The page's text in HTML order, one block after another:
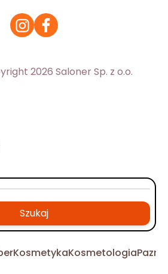
2026 Saloner Sp. z o.o.
Szukaj
KosmetykaKosmetologia